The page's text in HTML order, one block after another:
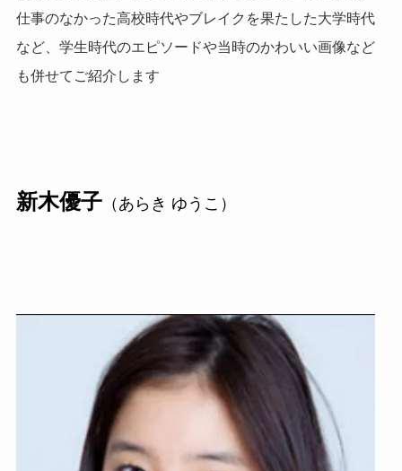
仕事のなかった高校時代やブレイクを果たした大学時代
など、学生時代のエピソードや当時のかわいい画像など
も併せてご紹介します
新木優子（あらき ゆうこ）